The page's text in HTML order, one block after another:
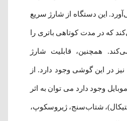
این دستگاه از شارژ سریع
که در مدت کوتاهی باتری را
همچنین، قابلیت شارژ
با توان ۵ وات نیز در این گوشی وجود دارد. از
وجود دارد می توان به اثر
شتاب‌سنج، ژیروسکوپ،